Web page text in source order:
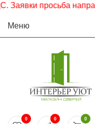
просьба
Меню
0
0 0